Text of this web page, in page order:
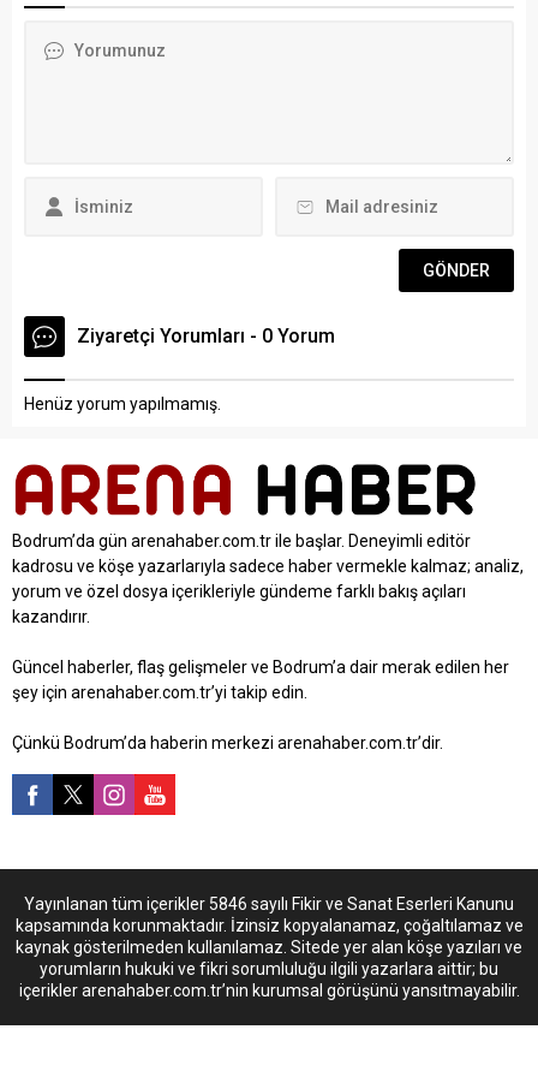
“Mırıldandıklarım
Ziyaretçi Yorumları - 0 Yorum
Henüz yorum yapılmamış.
Bodrum’da gün arenahaber.com.tr ile başlar. Deneyimli editör
kadrosu ve köşe yazarlarıyla sadece haber vermekle kalmaz; analiz,
yorum ve özel dosya içerikleriyle gündeme farklı bakış açıları
kazandırır.
Güncel haberler, flaş gelişmeler ve Bodrum’a dair merak edilen her
şey için arenahaber.com.tr’yi takip edin.
Çünkü Bodrum’da haberin merkezi arenahaber.com.tr’dir.
Yayınlanan tüm içerikler 5846 sayılı Fikir ve Sanat Eserleri Kanunu
kapsamında korunmaktadır. İzinsiz kopyalanamaz, çoğaltılamaz ve
kaynak gösterilmeden kullanılamaz. Sitede yer alan köşe yazıları ve
yorumların hukuki ve fikri sorumluluğu ilgili yazarlara aittir; bu
içerikler arenahaber.com.tr’nin kurumsal görüşünü yansıtmayabilir.